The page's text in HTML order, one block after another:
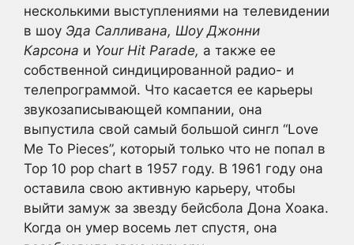
несколькими выступлениями на телевидении
в шоу Эда Салливана, Шоу Джонни
Карсона и Your Hit Parade, а также ее
собственной синдицированной радио- и
телепрограммой. Что касается ее карьеры
звукозаписывающей компании, она
выпустила свой самый большой сингл “Love
Me To Pieces”, который только что не попал в
Top 10 pop chart в 1957 году. В 1961 году она
оставила свою активную карьеру, чтобы
выйти замуж за звезду бейсбола Дона Хоака.
Когда он умер восемь лет спустя, она